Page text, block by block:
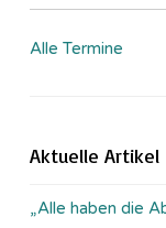
Alle Termine
Aktuelle Artikel
„Alle haben die